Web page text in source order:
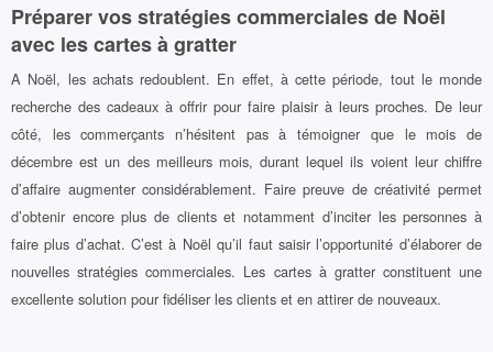
Préparer vos stratégies commerciales de Noël
avec les cartes à gratter
A Noël, les achats redoublent. En effet, à cette période, tout le monde
recherche des cadeaux à offrir pour faire plaisir à leurs proches. De leur
côté, les commerçants n’hésitent pas à témoigner que le mois de
décembre est un des meilleurs mois, durant lequel ils voient leur chiffre
d’affaire augmenter considérablement. Faire preuve de créativité permet
d’obtenir encore plus de clients et notamment d’inciter les personnes à
faire plus d’achat. C’est à Noël qu’il faut saisir l’opportunité d’élaborer de
nouvelles stratégies commerciales. Les cartes à gratter constituent une
excellente solution pour fidéliser les clients et en attirer de nouveaux.